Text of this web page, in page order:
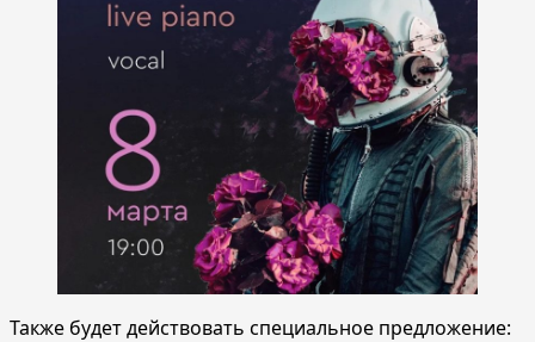
Также будет действовать специальное предложение: